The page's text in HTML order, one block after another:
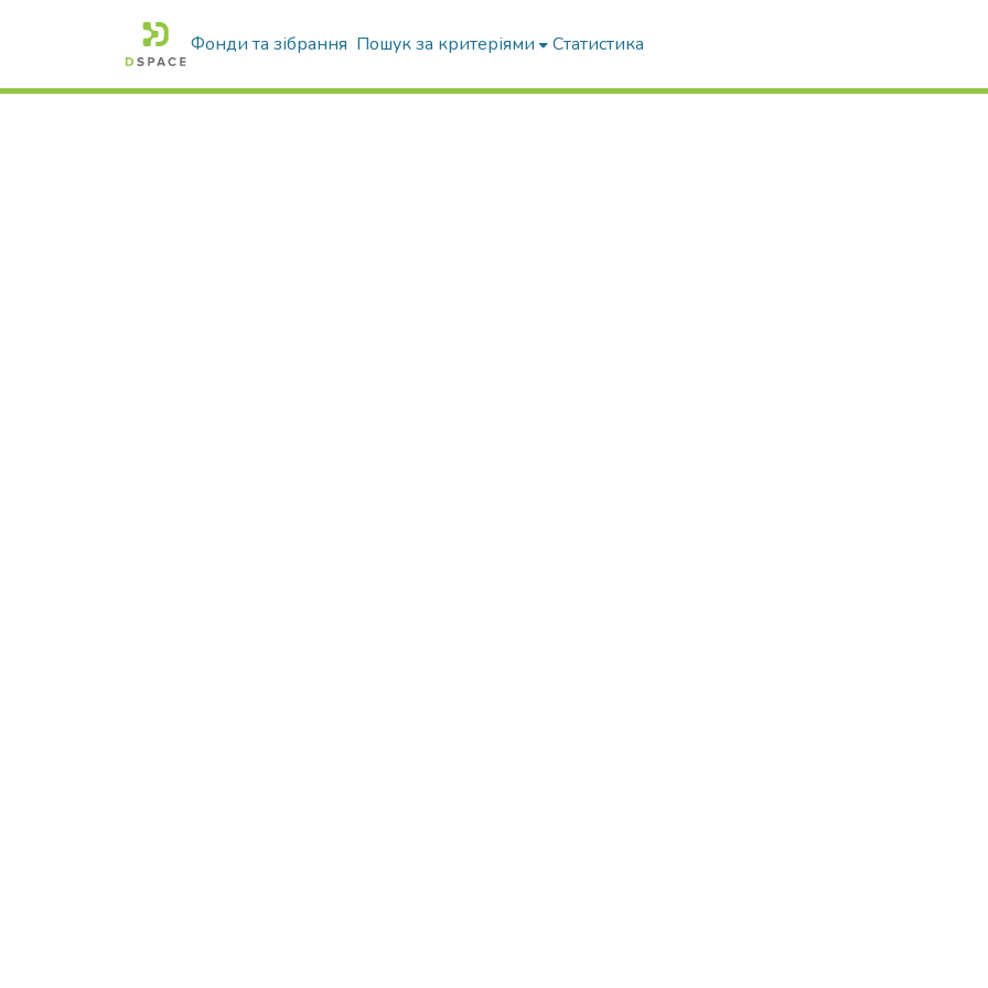
Фонди та зібрання Пошук за критеріями Статистика